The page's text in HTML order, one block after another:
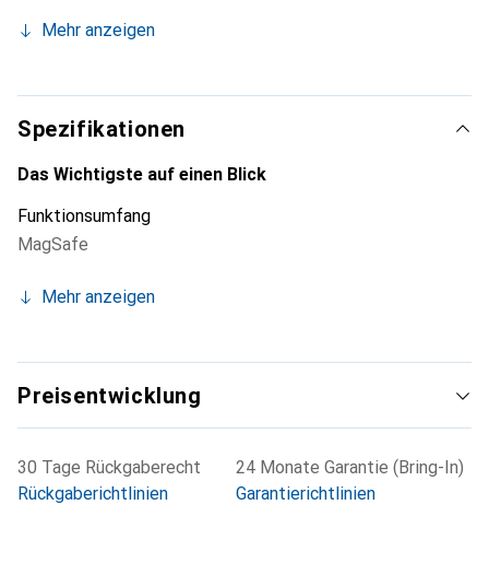
unverzichtbaren Accessoire Ihres Smartphones.
die Marke Noreve eine sichere Wahl für eine
anspruchsvolle Klientel.
Mehr anzeigen
Spezifikationen
Das Wichtigste auf einen Blick
Funktionsumfang
MagSafe
Mehr anzeigen
Preisentwicklung
30 Tage Rückgaberecht
Rückgaberichtlinien
24 Monate Garantie (Bring-In)
Garantierichtlinien